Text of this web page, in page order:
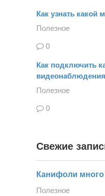
Как узнать какой
Полезное
0
Как подключить
Полезное
0
Свежие
Канифоли
Полезное